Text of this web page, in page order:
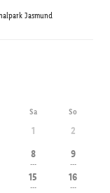
Jasmund
Sa So
1
2
8
---
9
---
15
---
16
---